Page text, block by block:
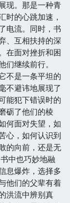
现。那是一种青
时的心跳加速，
电流。同时，书
、互相扶持的深
在面对挫折和困
继续前行。
不是一条平坦的
不避讳地展现了
能犯下错误时的
砺了他们的棱
何面对失望，如
心，如何认识到
的向前，还是无
中也巧妙地融
息爆炸，选择多
他们的父辈有着
洪流中辨别真